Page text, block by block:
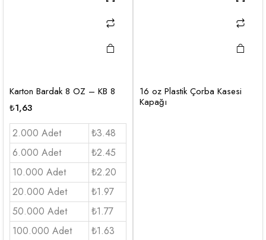
Karton Bardak 8 OZ – KB 8
₺1,63
2.000 Adet
₺3.48
6.000 Adet
₺2.45
10.000 Adet
₺2.20
20.000 Adet
₺1.97
50.000 Adet
₺1.77
100.000 Adet
₺1.63
16 oz Plastik Çorba Kasesi
Kapağı